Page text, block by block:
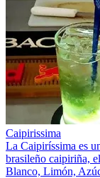
Caipirissima
La Caipiríssima es
brasileño caipiriña,
Blanco, Limón,